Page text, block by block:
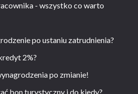
- wszystko co warto
po ustaniu zatrudnienia?
2%?
po zmianie!
bon turystyczny i do kiedy?